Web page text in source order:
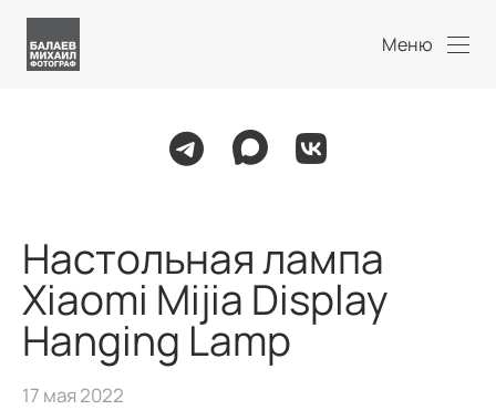
Меню
Настольная лампа
Xiaomi Mijia Display
Hanging Lamp
17 мая 2022